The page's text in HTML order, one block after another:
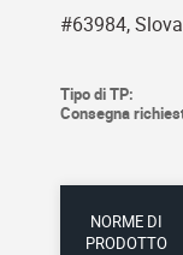
#63984,
Tipo di TP:
Consegna
NORME DI
PRODOTTO